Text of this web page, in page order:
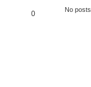
0 No posts